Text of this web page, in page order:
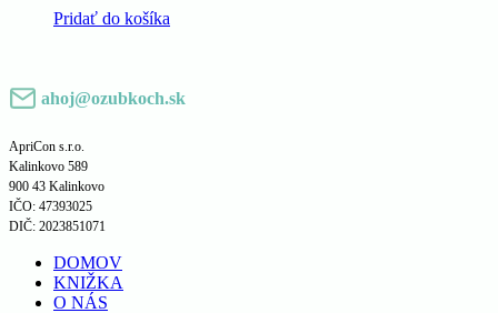
Pridať do košíka
ahoj@ozubkoch.sk
ApriCon s.r.o.
Kalinkovo 589
900 43 Kalinkovo
IČO: 47393025
DIČ: 2023851071
DOMOV
KNIŽKA
O NÁS